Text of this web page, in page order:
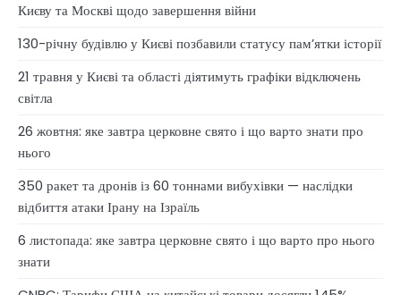
Києву та Москві щодо завершення війни
130-річну будівлю у Києві позбавили статусу памʼятки історії
21 травня у Києві та області діятимуть графіки відключень
світла
26 жовтня: яке завтра церковне свято і що варто знати про
нього
350 ракет та дронів із 60 тоннами вибухівки — наслідки
відбиття атаки Ірану на Ізраїль
6 листопада: яке завтра церковне свято і що варто про нього
знати